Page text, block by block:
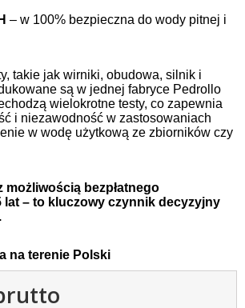
– w 100% bezpieczna do wody pitnej i
takie jak wirniki, obudowa, silnik i
są w jednej fabryce Pedrollo
wielokrotne testy, co zapewnia
i niezawodność w zastosowaniach
w wodę użytkową ze zbiorników czy
możliwością bezpłatnego
lat – to kluczowy czynnik decyzyjny
na terenie Polski